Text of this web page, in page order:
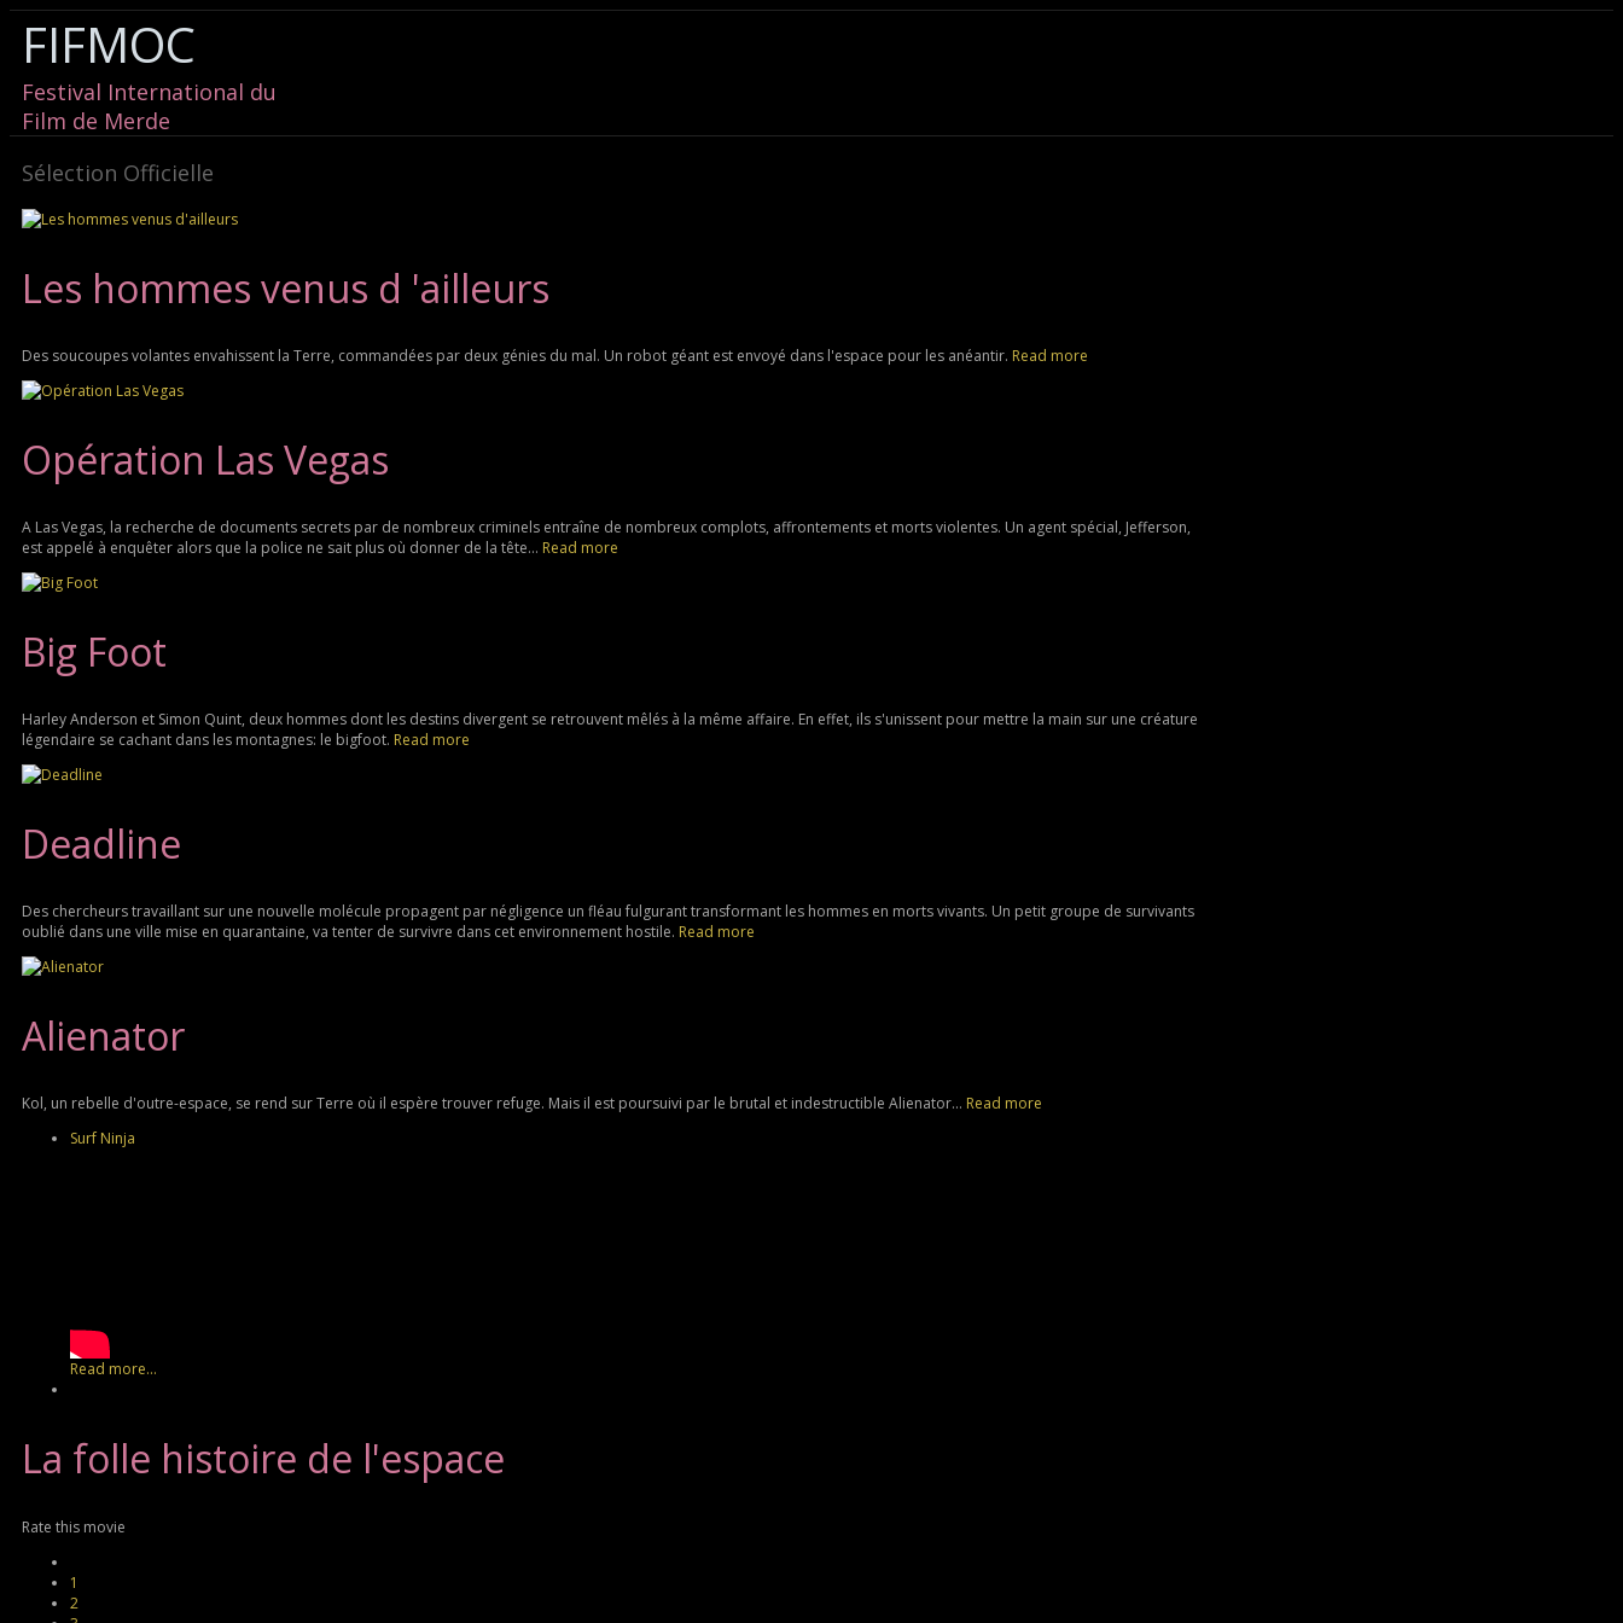
FIFMOC
Festival International du
Film de Merde
Sélection Officielle
Les hommes venus d 'ailleurs
Des soucoupes volantes envahissent la Terre, commandées par deux génies du mal. Un robot géant est envoyé dans l'espace pour les anéantir. Read more
Opération Las Vegas
A Las Vegas, la recherche de documents secrets par de nombreux criminels entraîne de nombreux complots, affrontements et morts violentes. Un agent spécial, Jefferson,
est appelé à enquêter alors que la police ne sait plus où donner de la tête... Read more
Big Foot
Harley Anderson et Simon Quint, deux hommes dont les destins divergent se retrouvent mêlés à la même affaire. En effet, ils s'unissent pour mettre la main sur une créature
légendaire se cachant dans les montagnes: le bigfoot. Read more
Deadline
Des chercheurs travaillant sur une nouvelle molécule propagent par négligence un fléau fulgurant transformant les hommes en morts vivants. Un petit groupe de survivants
oublié dans une ville mise en quarantaine, va tenter de survivre dans cet environnement hostile. Read more
Alienator
Kol, un rebelle d'outre-espace, se rend sur Terre où il espère trouver refuge. Mais il est poursuivi par le brutal et indestructible Alienator... Read more
Surf Ninja
Read more...
La folle histoire de l'espace
Rate this movie
1
2